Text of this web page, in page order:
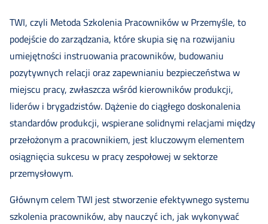
TWI, czyli Metoda Szkolenia Pracowników w Przemyśle, to
podejście do zarządzania, które skupia się na rozwijaniu
umiejętności instruowania pracowników, budowaniu
pozytywnych relacji oraz zapewnianiu bezpieczeństwa w
miejscu pracy, zwłaszcza wśród kierowników produkcji,
liderów i brygadzistów. Dążenie do ciągłego doskonalenia
standardów produkcji, wspierane solidnymi relacjami między
przełożonym a pracownikiem, jest kluczowym elementem
osiągnięcia sukcesu w pracy zespołowej w sektorze
przemysłowym.
Głównym celem TWI jest stworzenie efektywnego systemu
szkolenia pracowników, aby nauczyć ich, jak wykonywać